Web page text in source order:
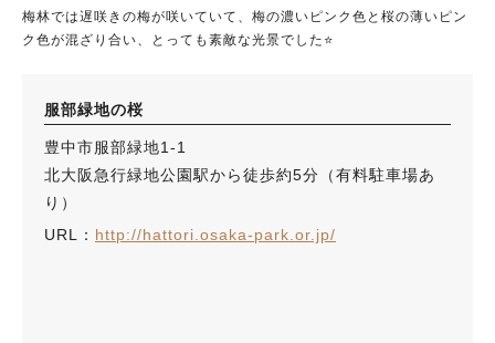
梅林では遅咲きの梅が咲いていて、梅の濃いピンク色と桜の薄いピン
ク色が混ざり合い、とっても素敵な光景でした⭐
服部緑地の桜
豊中市服部緑地1-1
北大阪急行緑地公園駅から徒歩約5分（有料駐車場あ
り）
URL： http://hattori.osaka-park.or.jp/